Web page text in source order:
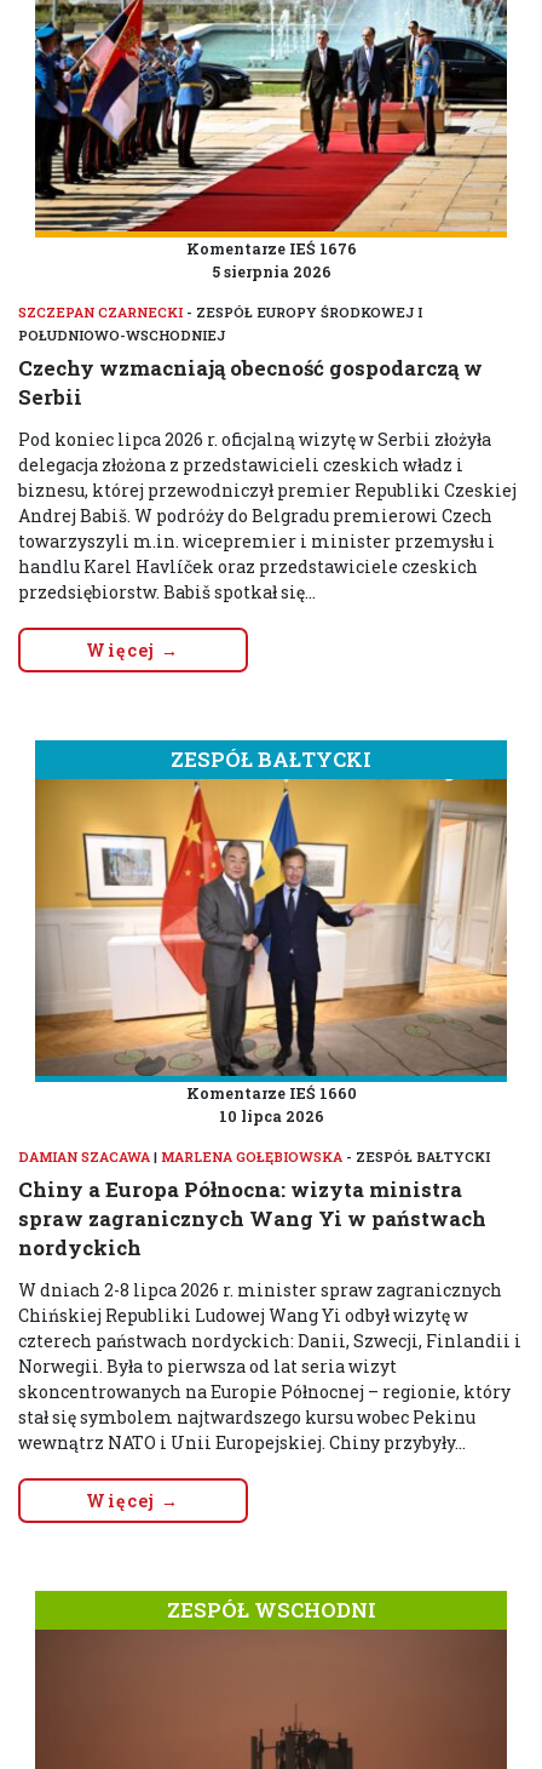
Komentarze IEŚ 1676
5 sierpnia 2026
SZCZEPAN CZARNECKI - ZESPÓŁ EUROPY ŚRODKOWEJ I
POŁUDNIOWO-WSCHODNIEJ
Czechy wzmacniają obecność gospodarczą w
Serbii
Pod koniec lipca 2026 r. oficjalną wizytę w Serbii złożyła
delegacja złożona z przedstawicieli czeskich władz i
biznesu, której przewodniczył premier Republiki Czeskiej
Andrej Babiš. W podróży do Belgradu premierowi Czech
towarzyszyli m.in. wicepremier i minister przemysłu i
handlu Karel Havlíček oraz przedstawiciele czeskich
przedsiębiorstw. Babiš spotkał się...
Więcej →
ZESPÓŁ BAŁTYCKI
Komentarze IEŚ 1660
10 lipca 2026
DAMIAN SZACAWA | MARLENA GOŁĘBIOWSKA - ZESPÓŁ BAŁTYCKI
Chiny a Europa Północna: wizyta ministra
spraw zagranicznych Wang Yi w państwach
nordyckich
W dniach 2-8 lipca 2026 r. minister spraw zagranicznych
Chińskiej Republiki Ludowej Wang Yi odbył wizytę w
czterech państwach nordyckich: Danii, Szwecji, Finlandii i
Norwegii. Była to pierwsza od lat seria wizyt
skoncentrowanych na Europie Północnej – regionie, który
stał się symbolem najtwardszego kursu wobec Pekinu
wewnątrz NATO i Unii Europejskiej. Chiny przybyły...
Więcej →
ZESPÓŁ WSCHODNI